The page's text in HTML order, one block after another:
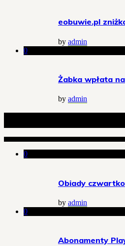
eobuwie.pl
by admin
0
Żabka wpłata
by admin
0
Obiady
by admin
0
Abonamenty